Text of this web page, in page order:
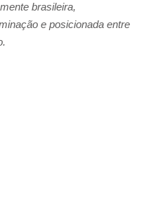
brasileira,
e posicionada entre